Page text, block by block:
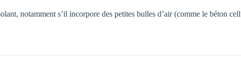
notamment s’il incorpore des petites bulles d’air (comme le béton